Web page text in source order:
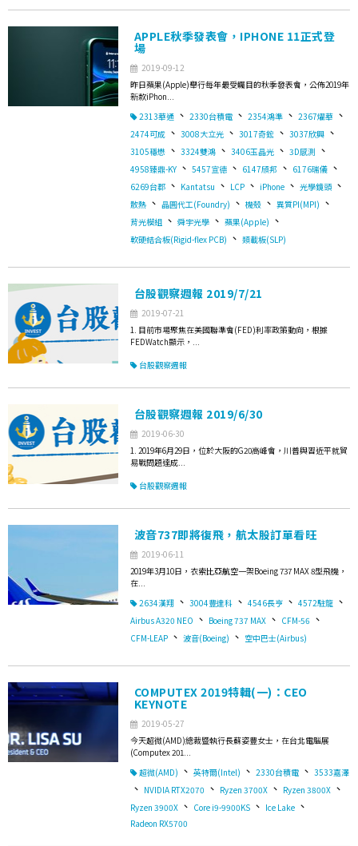
APPLE秋季發表會，IPHONE 11正式登
場
2019-09-12
昨日蘋果(Apple)舉行每年最受矚目的秋季發表會，公佈2019年
新款iPhon...
2313華通 、 2330台積電 、 2354鴻準 、 2367燿華 、
2474可成 、 3008大立光 、 3017奇鋐 、 3037欣興 、
3105穩懋 、 3324雙鴻 、 3406玉晶光 、 3D感測 、
4958臻鼎-KY 、 5457宣德 、 6147頎邦 、 6176瑞儀 、
6269台郡 、 Kantatsu 、 LCP 、 iPhone 、 光學鏡頭 、
散熱 、 晶圓代工(Foundry) 、 機殼 、 異質PI(MPI) 、
背光模組 、 舜宇光學 、 蘋果(Apple) 、
軟硬結合板(Rigid-flex PCB) 、 類載板(SLP)
台股觀察週報 2019/7/21
2019-07-21
1. 目前市場聚焦在美國聯準會(FED)利率政策動向，根據
FEDWatch顯示，...
台股觀察週報
台股觀察週報 2019/6/30
2019-06-30
1. 2019年6月29日，位於大阪的G20高峰會，川普與習近平就貿
易戰問題達成...
台股觀察週報
波音737即將復飛，航太股訂單看旺
2019-06-11
2019年3月10日，衣索比亞航空一架Boeing 737 MAX 8型飛機，
在...
2634漢翔 、 3004豐達科 、 4546長亨 、 4572駐龍 、
Airbus A320 NEO 、 Boeing 737 MAX 、 CFM-56 、
CFM-LEAP 、 波音(Boeing) 、 空中巴士(Airbus)
COMPUTEX 2019特輯(一)：CEO
KEYNOTE
2019-05-27
今天超微(AMD)總裁暨執行長蘇姿豐女士，在台北電腦展
(Computex 201...
超微(AMD) 、 英特爾(Intel) 、 2330台積電 、 3533嘉澤
、 NVIDIA RTX2070 、 Ryzen 3700X 、 Ryzen 3800X 、
Ryzen 3900X 、 Core i9-9900KS 、 Ice Lake 、
Radeon RX5700